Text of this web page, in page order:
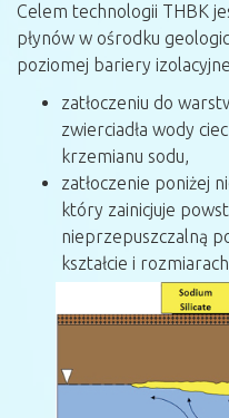
Celem technologii THBK
płynów w ośrodku
poziomej bariery
zatłoczeniu do
zwierciadła wody
krzemianu sodu,
zatłoczenie poniżej
który zainicjuje
nieprzepuszczalną
kształcie i rozmiarach